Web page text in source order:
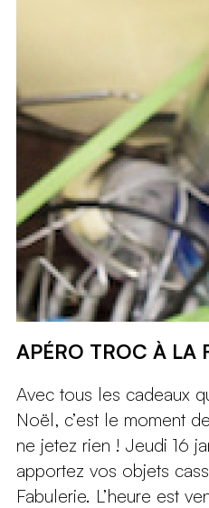
APÉRO TROC À LA
Avec tous les cadeaux
Noël, c’est le moment
ne jetez rien ! Jeudi 16
apportez vos objets
Fabulerie. L’heure est